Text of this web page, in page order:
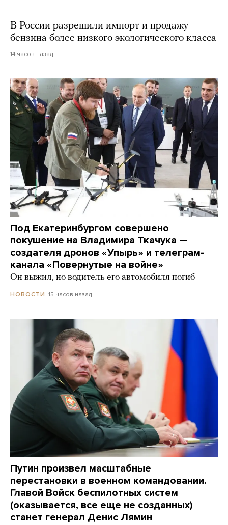
В России разрешили импорт и продажу
бензина более низкого экологического класса
14 часов назад
Под Екатеринбургом совершено
покушение на Владимира Ткачука —
создателя дронов «Упырь» и телеграм-
канала «Повернутые на войне»
Он выжил, но водитель его автомобиля погиб
НОВОСТИ 15 часов назад
Путин произвел масштабные
перестановки в военном командовании.
Главой Войск беспилотных систем
(оказывается, все еще не созданных)
станет генерал Денис Лямин